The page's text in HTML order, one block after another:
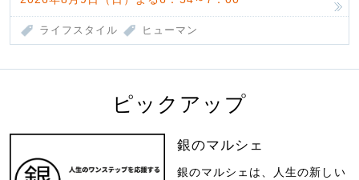
ライフスタイル ヒューマン
ピックアップ
銀のマルシェ
銀のマルシェは、人生の新しい